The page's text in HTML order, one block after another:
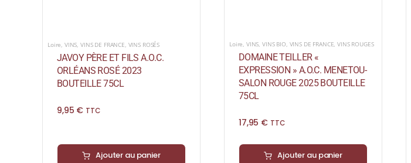
Loire VINS ,VINS DE FRANCE VINS ROSÉS
JAVOY PÈRE ET FILS A.O.C.
ORLÉANS ROSÉ 2023
BOUTEILLE 75CL
9,95 € TTC
Ajouter au panier
Loire, VINS,VINS BIO, VINS DE FRANCE,VINS ROUGES
DOMAINE TEILLER «
EXPRESSION » A.O.C. MENETOU-
SALON ROUGE 2025 BOUTEILLE
75CL
17,95 € TTC
Ajouter au panier